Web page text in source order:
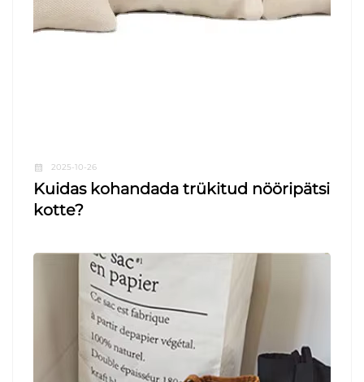
2025-10-26
Kuidas kohandada trükitud nööripätsi
kotte?